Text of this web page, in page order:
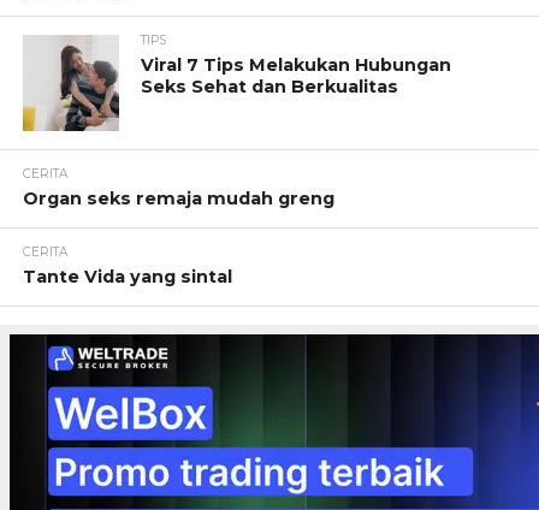
TIPS
Viral 7 Tips Melakukan Hubungan
Seks Sehat dan Berkualitas
CERITA
Organ seks remaja mudah greng
CERITA
Tante Vida yang sintal